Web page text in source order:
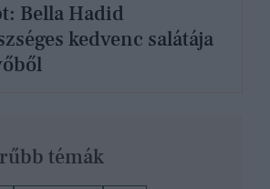
Bella Hadid
kedvenc salátája
témák